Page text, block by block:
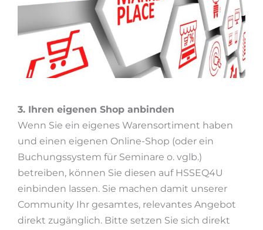
3. Ihren eigenen Shop anbinden
Wenn Sie ein eigenes Warensortiment haben
und einen eigenen Online-Shop (oder ein
Buchungssystem für Seminare o. vglb.)
betreiben, können Sie diesen auf HSSEQ4U
einbinden lassen. Sie machen damit unserer
Community Ihr gesamtes, relevantes Angebot
direkt zugänglich. Bitte setzen Sie sich direkt